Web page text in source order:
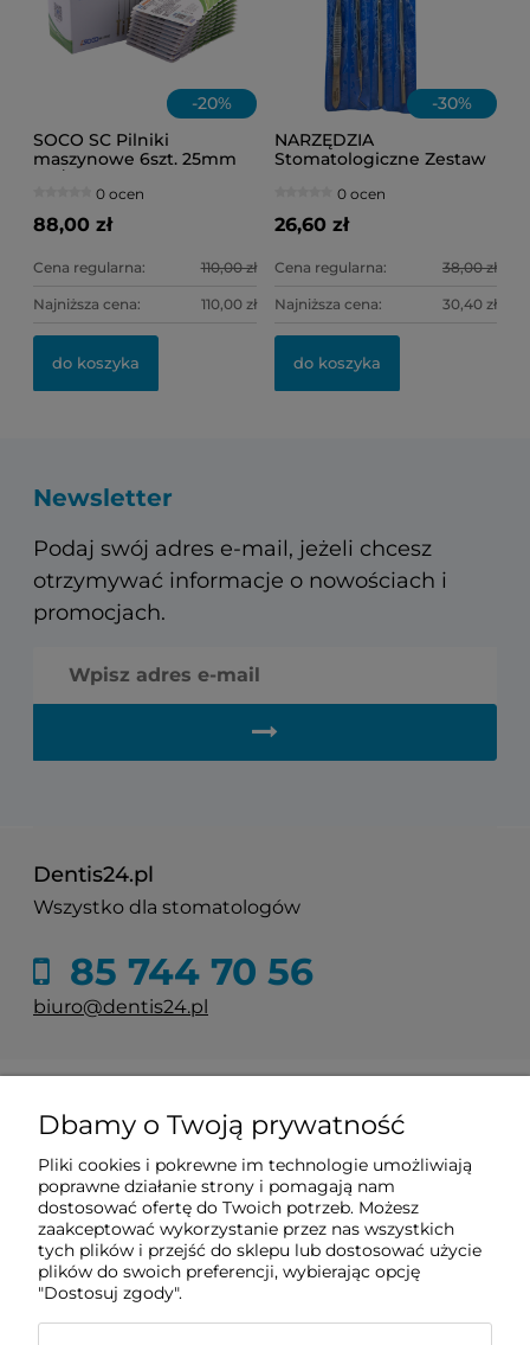
-20%
SOCO SC Pilniki
maszynowe 6szt. 25mm
.04/35
0 ocen
88,00 zł
Cena regularna: 110,00 zł
Najniższa cena: 110,00 zł
do koszyka
-30%
NARZĘDZIA
Stomatologiczne Zestaw
0 ocen
26,60 zł
Cena regularna: 38,00 zł
Najniższa cena: 30,40 zł
do koszyka
Newsletter
Podaj swój adres e-mail, jeżeli chcesz
otrzymywać informacje o nowościach i
promocjach.
Dentis24.pl
Wszystko dla stomatologów
85 744 70 56
biuro@dentis24.pl
Zakupy
Pomoc
Moje konto
Dbamy o Twoją prywatność
Pliki cookies i pokrewne im technologie umożliwiają
poprawne działanie strony i pomagają nam
dostosować ofertę do Twoich potrzeb. Możesz
zaakceptować wykorzystanie przez nas wszystkich
tych plików i przejść do sklepu lub dostosować użycie
plików do swoich preferencji, wybierając opcję
"Dostosuj zgody".